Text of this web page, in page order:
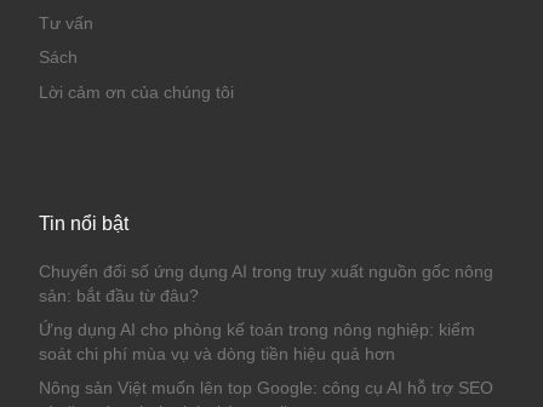
Tư vấn
Sách
Lời cảm ơn của chúng tôi
Tin nổi bật
Chuyển đổi số ứng dụng AI trong truy xuất nguồn gốc nông
sản: bắt đầu từ đâu?
Ứng dụng AI cho phòng kế toán trong nông nghiệp: kiểm
soát chi phí mùa vụ và dòng tiền hiệu quả hơn
Nông sản Việt muốn lên top Google: công cụ AI hỗ trợ SEO